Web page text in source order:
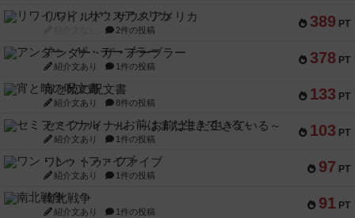
389 PT
リワイルド：サウスアメリカ
2件の投稿
378 PT
アンダー・ザ・テーブラー
紹介文あり 1件の投稿
133 PT
宵と暁の呪文書
紹介文あり 8件の投稿
103 PT
セミファイナル ～お前はまだ生きている～
紹介文あり 1件の投稿
97 PT
ワン・トゥ・ファイブ
紹介文あり 1件の投稿
91 PT
南北戦争
紹介文あり 1件の投稿